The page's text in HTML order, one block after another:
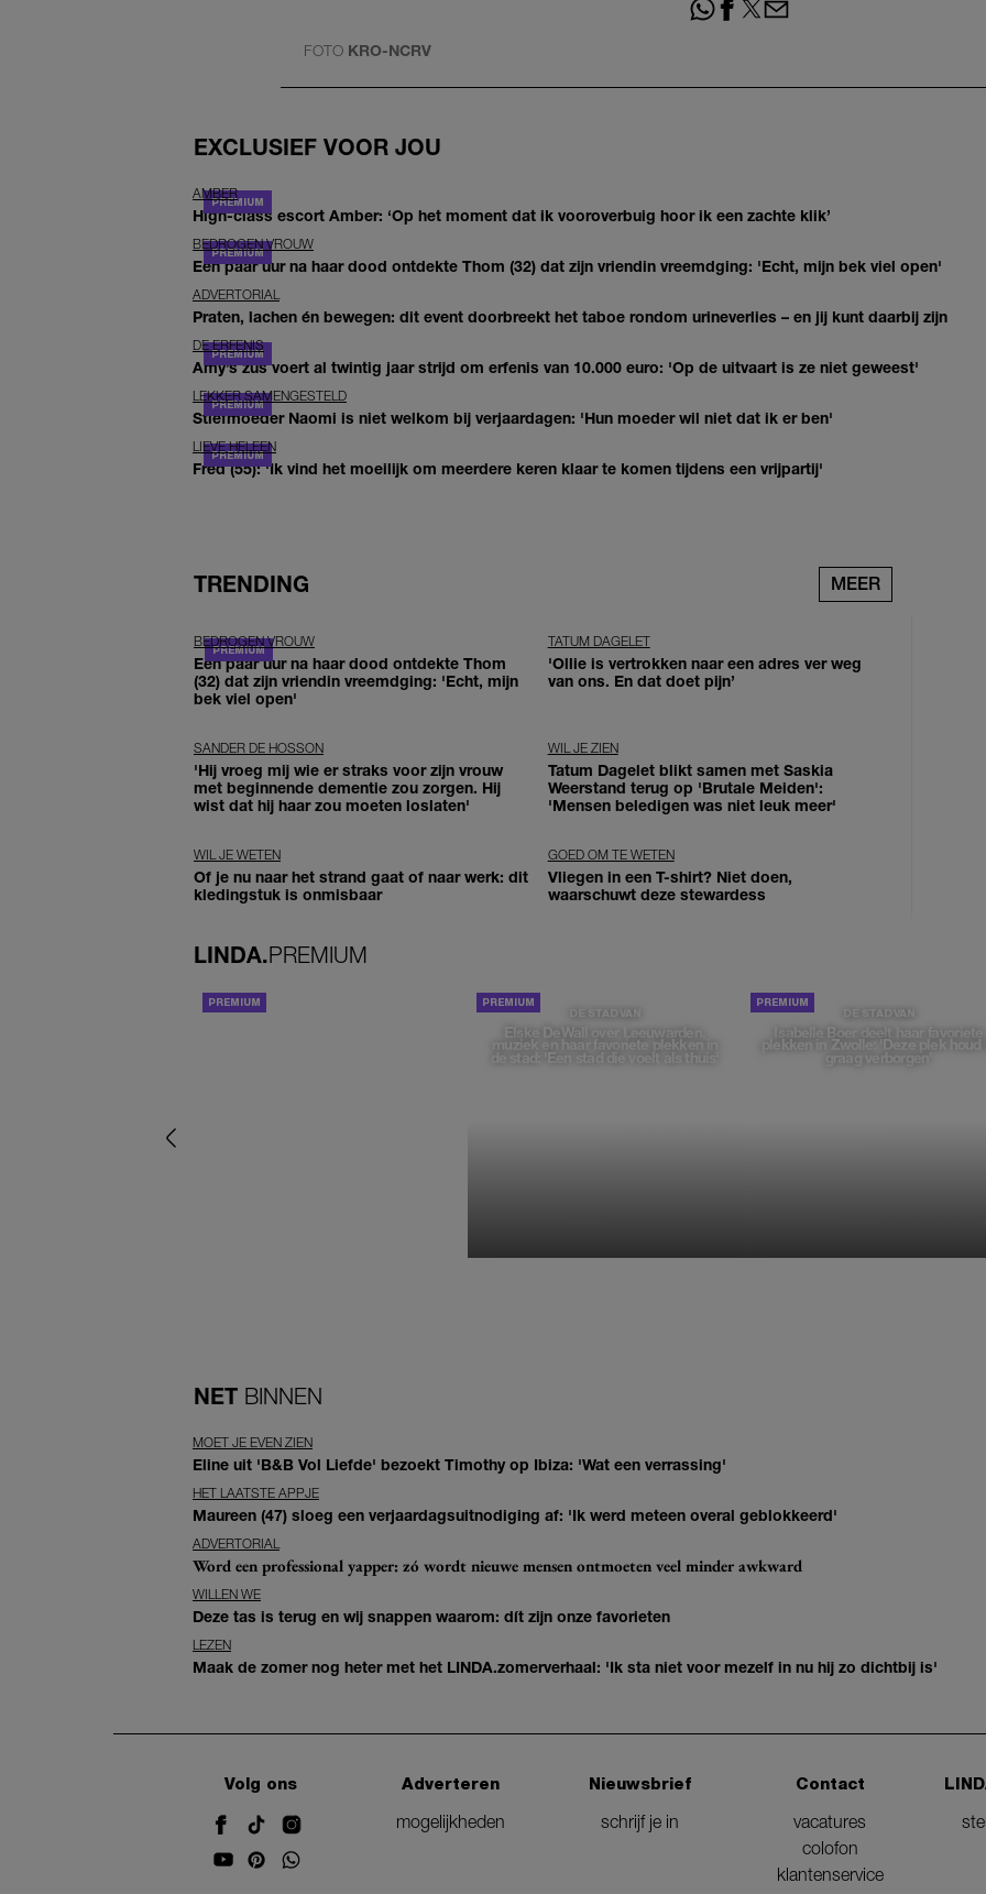
FOTO KRO-NCRV
EXCLUSIEF VOOR JOU
AMBER
High-class escort Amber: ‘Op het moment dat ik vooroverbuig hoor ik een zachte klik’
BEDROGEN VROUW
Een paar uur na haar dood ontdekte Thom (32) dat zijn vriendin vreemdging: 'Echt, mijn bek viel open'
ADVERTORIAL
Praten, lachen én bewegen: dit event doorbreekt het taboe rondom urineverlies – en jij kunt daarbij zijn
DE ERFENIS
Amy’s zus voert al twintig jaar strijd om erfenis van 10.000 euro: 'Op de uitvaart is ze niet geweest'
LEKKER SAMENGESTELD
Stiefmoeder Naomi is niet welkom bij verjaardagen: 'Hun moeder wil niet dat ik er ben'
LIEVE HELEEN
Fred (55): 'Ik vind het moeilijk om meerdere keren klaar te komen tijdens een vrijpartij'
TRENDING MEER
BEDROGEN VROUW
Een paar uur na haar dood ontdekte Thom
(32) dat zijn vriendin vreemdging: 'Echt, mijn
bek viel open'
TATUM DAGELET
'Ollie is vertrokken naar een adres ver weg
van ons. En dat doet pijn’
SANDER DE HOSSON
'Hij vroeg mij wie er straks voor zijn vrouw
met beginnende dementie zou zorgen. Hij
wist dat hij haar zou moeten loslaten'
WIL JE ZIEN
Tatum Dagelet blikt samen met Saskia
Weerstand terug op 'Brutale Meiden':
'Mensen beledigen was niet leuk meer'
WIL JE WETEN
Of je nu naar het strand gaat of naar werk: dit
kledingstuk is onmisbaar
GOED OM TE WETEN
Vliegen in een T-shirt? Niet doen,
waarschuwt deze stewardess
LINDA.PREMIUM
DE STAD VAN
Elske DeWall over Leeuwarden,
muziek en haar favoriete plekken in
de stad: 'Een stad die voelt als thuis'
DE STAD VAN
Isabelle Boer deelt haar favoriete
plekken in Zwolle: 'Deze plek houd ik
graag verborgen'
NET BINNEN
MOET JE EVEN ZIEN
Eline uit 'B&B Vol Liefde' bezoekt Timothy op Ibiza: 'Wat een verrassing'
HET LAATSTE APPJE
Maureen (47) sloeg een verjaardagsuitnodiging af: 'Ik werd meteen overal geblokkeerd'
ADVERTORIAL
Word een professional yapper: zó wordt nieuwe mensen ontmoeten veel minder awkward
WILLEN WE
Deze tas is terug en wij snappen waarom: dít zijn onze favorieten
LEZEN
Maak de zomer nog heter met het LINDA.zomerverhaal: 'Ik sta niet voor mezelf in nu hij zo dichtbij is'
Volg ons
Adverteren
mogelijkheden
Nieuwsbrief
schrijf je in
Contact
vacatures
colofon
klantenservice